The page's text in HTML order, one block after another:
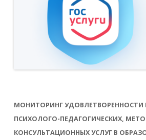
МОНИТОРИНГ УДОВЛЕТВОРЕННОСТИ
ПСИХОЛОГО-ПЕДАГОГИЧЕСКИХ,
КОНСУЛЬТАЦИОННЫХ УСЛУГ В